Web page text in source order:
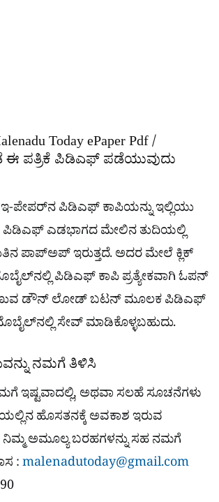
Today ePaper Pdf /
ಈ ಪತ್ರಿಕೆ ಪಿಡಿಎಫ್​ ಪಡೆಯುವುದು
ಪೇಪರ್​ನ ಪಿಡಿಎಫ್​ ಕಾಪಿಯನ್ನು ಇಲ್ಲಿಯು
ಪಿಡಿಎಫ್​ ಎಡಭಾಗದ ಮೇಲಿನ ತುದಿಯಲ್ಲಿ
ಪಾಪ್​ಅಪ್​ ಇರುತ್ತದೆ. ಅದರ ಮೇಲೆ ಕ್ಲಿಕ್
ಪಿಡಿಎಫ್​ ಕಾಪಿ ಪ್ರತ್ಯೇಕವಾಗಿ ಓಪನ್​
ಕಾಣುವ ಡೌನ್​ ಲೋಡ್​ ಬಟನ್​ ಮೂಲಕ ಪಿಡಿಎಫ್​
ಸೇವ್ ಮಾಡಿಕೊಳ್ಳಬಹುದು.
ನಮಗೆ ತಿಳಿಸಿ
ಇಷ್ಟವಾದಲ್ಲಿ, ಅಥವಾ ಸಲಹೆ ಸೂಚನೆಗಳು
ಹೊಸತನಕ್ಕೆ ಅವಕಾಶ ಇರುವ
ಅಮೂಲ್ಯ ಬರಹಗಳನ್ನು ಸಹ ನಮಗೆ
:malenadutoday@gmail.com